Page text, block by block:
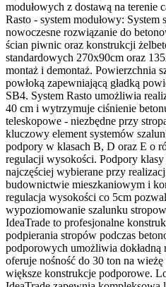
modułowych z dostawą na terenie
Rasto - system modułowy:
nowoczesne rozwiązanie do
ścian piwnic oraz konstrukcji
standardowych 270x90cm oraz
montaż i demontaż. Powierzchnia
powłoką zapewniającą gładką
SB4. System Rasto umożliwia
40 cm i wytrzymuje ciśnienie
teleskopowe - niezbędne przy
kluczowy element systemów
podpory w klasach B, D oraz E o
regulacji wysokości. Podpory
najczęściej wybierane przy
budownictwie mieszkaniowym i
regulacja wysokości co 5cm
wypoziomowanie szalunku
IdeaTrade to profesjonalne
podpierania stropów podczas
podporowych umożliwia dokładną
oferuje nośność do 30 ton na
większe konstrukcje podporowe.